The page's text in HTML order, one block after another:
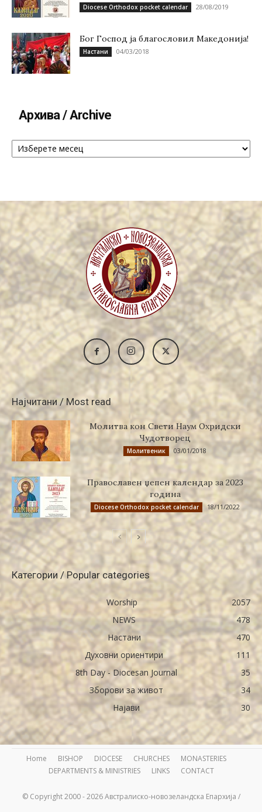
Diocese Orthodox pocket calendar 28/08/2019
Бог Господ ја благословил Македонија!
Настани 04/03/2018
Архива / Archive
Архива
Најчитани / Most read
Молитва кон Свети Наум Охридски
Чудотворец
Молитвеник 03/01/2018
Православен џепен календар за 2023
година
Diocese Orthodox pocket calendar 18/11/2022
Категории / Popular categories
Worship
2057
NEWS
478
Настани
470
Духовни ориентири
111
8th Day - Diocesan Journal
35
Зборови за живот
34
Најави
30
Home BISHOP DIOCESE CHURCHES
MONASTERIES
DEPARTMENTS & MINISTRIES
LINKS CONTACT
© Copyright 2000 - 2026 Австралиско-новозеландска Епархија /